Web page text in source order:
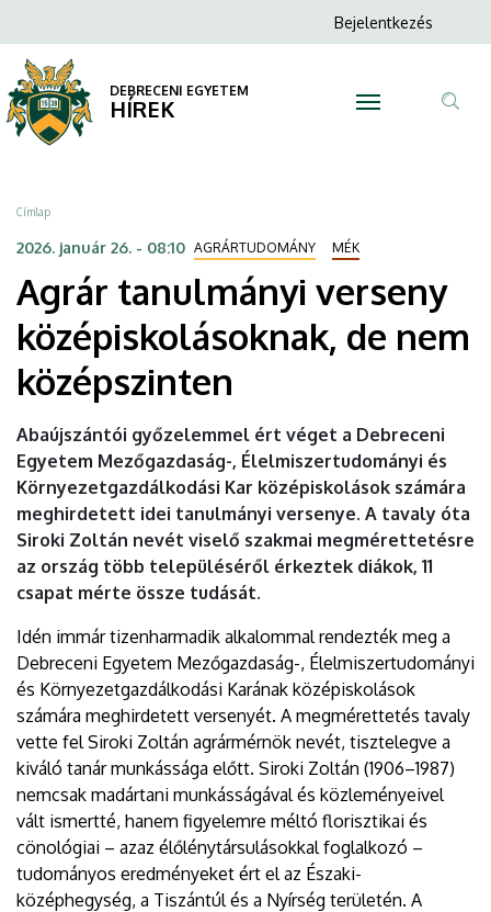
tanulmányi
verseny
középiskolásoknak,
de
nem
középszinten
DEBRECENI
EGYETEM
a
tartalomra
Anonim
menüje
Bejelentkezés
DEBRECENI EGYETEM
HÍREK
Morzsa
Címlap
2026. január 26. - 08:10 AGRÁRTUDOMÁNY MÉK
Agrár tanulmányi verseny
középiskolásoknak, de nem
középszinten
Abaújszántói győzelemmel ért véget a Debreceni
Egyetem Mezőgazdaság-, Élelmiszertudományi és
Környezetgazdálkodási Kar középiskolások számára
meghirdetett idei tanulmányi versenye. A tavaly óta
Siroki Zoltán nevét viselő szakmai megmérettetésre
az ország több településéről érkeztek diákok, 11
csapat mérte össze tudását.
Idén immár tizenharmadik alkalommal rendezték meg a
Debreceni Egyetem Mezőgazdaság-, Élelmiszertudományi
és Környezetgazdálkodási Karának középiskolások
számára meghirdetett versenyét. A megmérettetés tavaly
vette fel Siroki Zoltán agrármérnök nevét, tisztelegve a
kiváló tanár munkássága előtt. Siroki Zoltán (1906–1987)
nemcsak madártani munkásságával és közleményeivel
vált ismertté, hanem figyelemre méltó florisztikai és
cönológiai – azaz élőlénytársulásokkal foglalkozó –
tudományos eredményeket ért el az Északi-
középhegység, a Tiszántúl és a Nyírség területén. A